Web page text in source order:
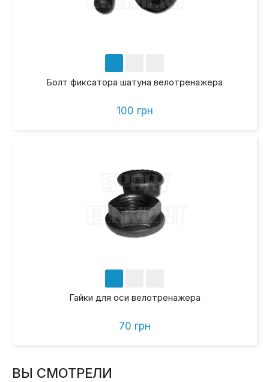
Болт фиксатора шатуна велотренажера
100 грн
Гайки для оси велотренажера
70 грн
ВЫ СМОТРЕЛИ